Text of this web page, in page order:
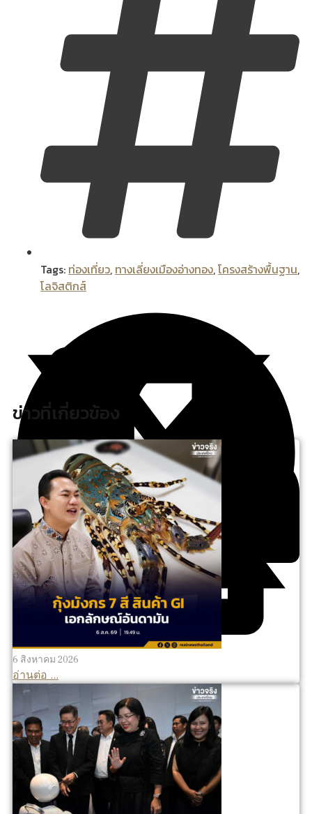
Tags: ท่องเที่ยว, ทางเลี่ยงเมืองอ่างทอง,โครงสร้างพื้นฐาน,
โลจิสติกส์
ข่าวที่เกี่ยวข้อง
6 สิงหาคม 2026
อ่านต่อ ...